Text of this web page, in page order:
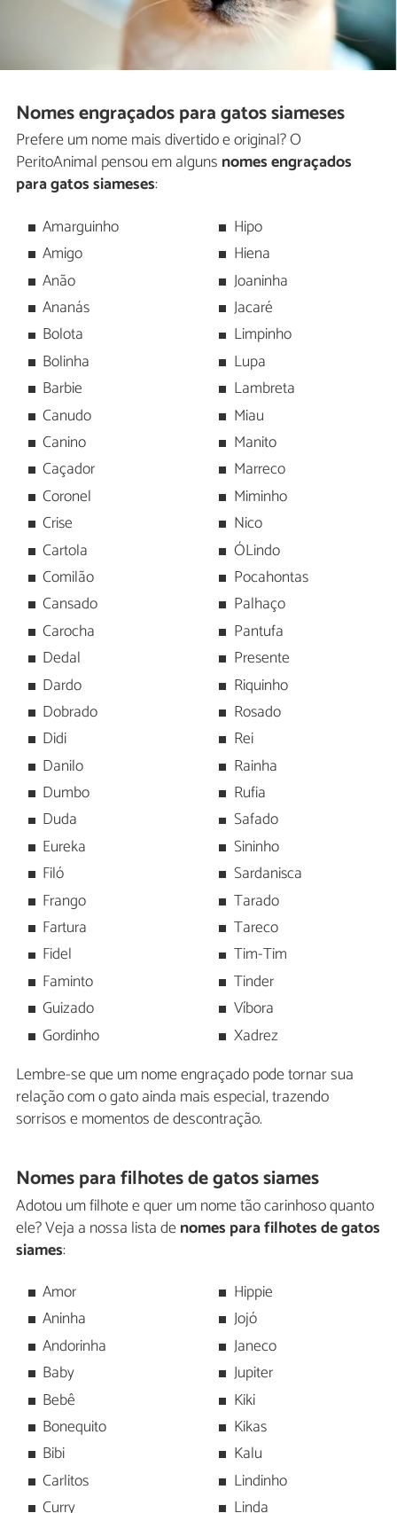
Nomes engraçados para gatos siameses
Prefere um nome mais divertido e original? O
PeritoAnimal pensou em alguns nomes engraçados
para gatos siameses:
Amarguinho
Amigo
Anão
Ananás
Bolota
Bolinha
Barbie
Canudo
Canino
Caçador
Coronel
Crise
Cartola
Comilão
Cansado
Carocha
Dedal
Dardo
Dobrado
Didi
Danilo
Dumbo
Duda
Eureka
Filó
Frango
Fartura
Fidel
Faminto
Guizado
Gordinho
Hipo
Hiena
Joaninha
Jacaré
Limpinho
Lupa
Lambreta
Miau
Manito
Marreco
Miminho
Nico
ÓLindo
Pocahontas
Palhaço
Pantufa
Presente
Riquinho
Rosado
Rei
Rainha
Rufia
Safado
Sininho
Sardanisca
Tarado
Tareco
Tim-Tim
Tinder
Víbora
Xadrez
Lembre-se que um nome engraçado pode tornar sua
relação com o gato ainda mais especial, trazendo
sorrisos e momentos de descontração.
Nomes para filhotes de gatos siames
Adotou um filhote e quer um nome tão carinhoso quanto
ele? Veja a nossa lista denomes para filhotes de gatos
siames:
Amor
Aninha
Andorinha
Baby
Bebê
Bonequito
Bibi
Carlitos
Hippie
Jojó
Janeco
Jupiter
Kiki
Kikas
Kalu
Lindinho